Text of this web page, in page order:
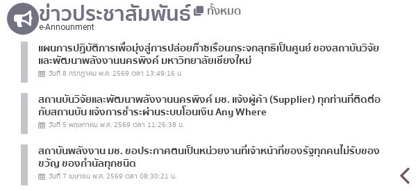
ข่าวประชาสัมพันธ์
e-Announment
ทั้งหมด
แผนการปฏิบัติการเพื่อมุ่งสู่การปล่อยก๊าซเรือนกระจกสุทธิเป็นศูนย์ ของสถาบันวิจัย
และพัฒนาพลังงานนครพิงค์ มหาวิทยาลัยเชียงใหม่
วันที่ 8 กรกฎาคม พ.ศ. 2569 เวลา 13:49:16 น.
สถานบันวิจัยและพัฒนาพลังงานนครพิงค์ มช. แจ้งผู้ค้า (Supplier) ทุกท่านที่ติดต่อ
กับสถานบัน แจ้งการชำระผ่านระบบโอนเงิน Any Where
วันที่ 5 พฤษภาคม พ.ศ. 2569 เวลา 11:26:38 น.
สถาบันพลังงาน มช. ขอประกาศตนเป็นหน่วยงานที่เจ้าหน้าที่ของรัฐทุกคนไม่รับของ
ขวัญ ของกำนัลทุกชนิด
วันที่ 7 เมษายน พ.ศ. 2569 เวลา 08:30:21 น.